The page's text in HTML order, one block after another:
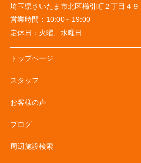
埼玉県さいたま市北区櫛引町２丁目４９
営業時間： 10:00～19:00
定休日： 火曜、水曜日
トップページ
スタッフ
お客様の声
ブログ
周辺施設検索